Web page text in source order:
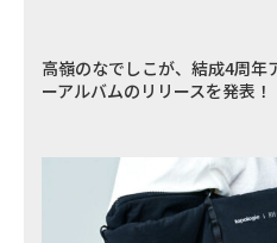
高嶺のなでしこが、結成4周年
ーアルバムのリリースを発表！